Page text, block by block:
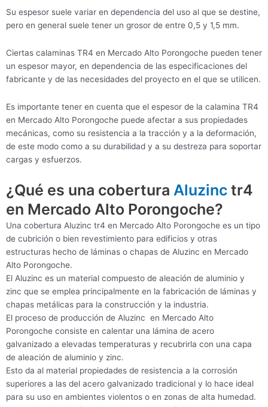
Su espesor suele variar en dependencia del uso al que se destine,
pero en general suele tener un grosor de entre 0,5 y 1,5 mm.
Ciertas calaminas TR4 en Mercado Alto Porongoche pueden tener
un espesor mayor, en dependencia de las especificaciones del
fabricante y de las necesidades del proyecto en el que se utilicen.
Es importante tener en cuenta que el espesor de la calamina TR4
en Mercado Alto Porongoche puede afectar a sus propiedades
mecánicas, como su resistencia a la tracción y a la deformación,
de este modo como a su durabilidad y a su destreza para soportar
cargas y esfuerzos.
¿Qué es una cobertura Aluzinc tr4
en Mercado Alto Porongoche?
Una cobertura Aluzinc tr4 en Mercado Alto Porongoche es un tipo
de cubrición o bien revestimiento para edificios y otras
estructuras hecho de láminas o chapas de Aluzinc en Mercado
Alto Porongoche.
El Aluzinc es un material compuesto de aleación de aluminio y
zinc que se emplea principalmente en la fabricación de láminas y
chapas metálicas para la construcción y la industria.
El proceso de producción de Aluzinc en Mercado Alto
Porongoche consiste en calentar una lámina de acero
galvanizado a elevadas temperaturas y recubrirla con una capa
de aleación de aluminio y zinc.
Esto da al material propiedades de resistencia a la corrosión
superiores a las del acero galvanizado tradicional y lo hace ideal
para su uso en ambientes violentos o en zonas de alta humedad.